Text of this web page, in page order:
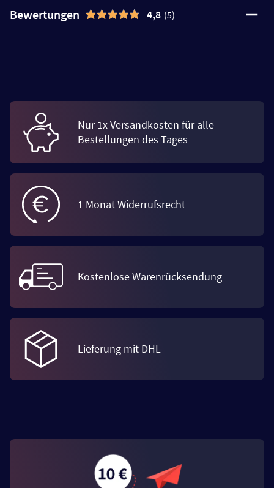
Bewertungen 4,8 (5)
Nur 1x Versandkosten für alle
Bestellungen des Tages
1 Monat Widerrufsrecht
Kostenlose Warenrücksendung
Lieferung mit DHL